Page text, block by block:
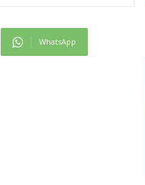
WhatsApp